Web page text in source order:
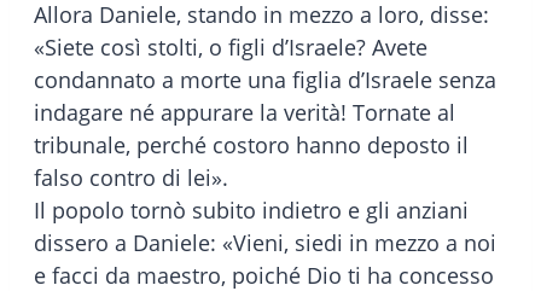
Allora Daniele, stando in mezzo a loro, disse:
«Siete così stolti, o figli d’Israele? Avete
condannato a morte una figlia d’Israele senza
indagare né appurare la verità! Tornate al
tribunale, perché costoro hanno deposto il
falso contro di lei».
Il popolo tornò subito indietro e gli anziani
dissero a Daniele: «Vieni, siedi in mezzo a noi
e facci da maestro, poiché Dio ti ha concesso